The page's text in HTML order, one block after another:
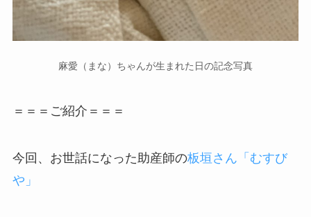
麻愛（まな）ちゃんが生まれた日の記念写真
＝＝＝ご紹介＝＝＝
今回、お世話になった助産師の板垣さん「むすび
や」